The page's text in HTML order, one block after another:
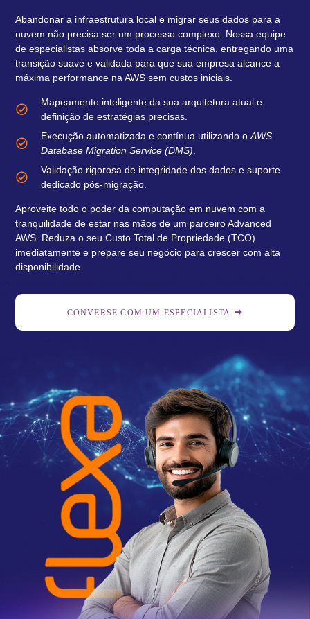
Abandonar a infraestrutura local e migrar seus dados para a
nuvem não precisa ser um processo complexo. Nossa equipe
de especialistas absorve toda a carga técnica, entregando uma
transição suave e validada para que sua empresa alcance a
máxima performance na AWS sem custos iniciais.
Mapeamento inteligente da sua arquitetura atual e
definição de estratégias precisas.
Execução automatizada e contínua utilizando oAWS
Database Migration Service (DMS).
Validação rigorosa de integridade dos dados e suporte
dedicado pós-migração.
Aproveite todo o poder da computação em nuvem com a
tranquilidade de estar nas mãos de um parceiro Advanced
AWS. Reduza o seu Custo Total de Propriedade (TCO)
imediatamente e prepare seu negócio para crescer com alta
disponibilidade.
CONVERSE COM UM ESPECIALISTA